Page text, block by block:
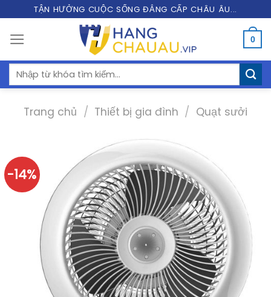
content
TẬN HƯỞNG CUỘC SỐNG ĐẲNG CẤP CHÂU ÂU...
0
Tìm
kiếm:
Trang chủ / Thiết bị gia đình / Quạt sưởi
-14%